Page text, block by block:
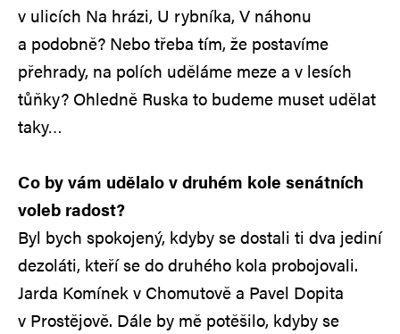
v ulicích Na hrázi, U rybníka, V náhonu
a podobně? Nebo třeba tím, že postavíme
přehrady, na polích uděláme meze a v lesích
tůňky? Ohledně Ruska to budeme muset udělat
taky…
Co by vám udělalo v druhém kole senátních
voleb radost?
Byl bych spokojený, kdyby se dostali ti dva jediní
dezoláti, kteří se do druhého kola probojovali.
Jarda Komínek v Chomutově a Pavel Dopita
v Prostějově. Dále by mě potěšilo, kdyby se